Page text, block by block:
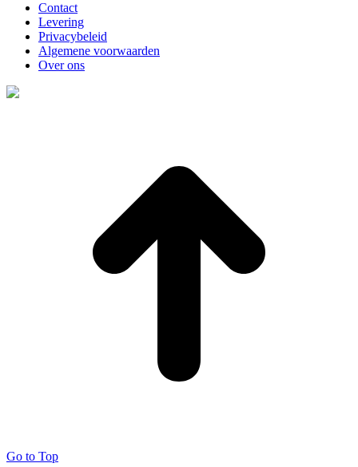
Contact
Levering
Privacybeleid
Algemene voorwaarden
Over ons
Go to Top